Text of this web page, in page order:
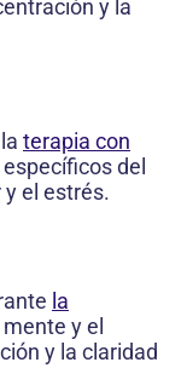
y la
terapia con
del
el estrés.
la
y el
y la claridad